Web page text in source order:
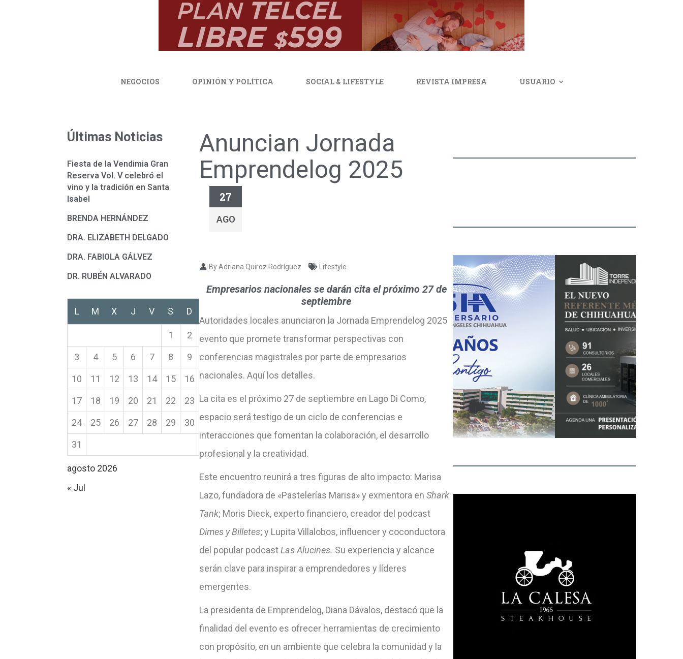
NEGOCIOS OPINIÓN Y POLÍTICA SOCIAL & LIFESTYLE REVISTA IMPRESA USUARIO
Últimas Noticias
Fiesta de la Vendimia Gran
Reserva Vol. V celebró el
vino y la tradición en Santa
Isabel
BRENDA HERNÁNDEZ
DRA. ELIZABETH DELGADO
DRA. FABIOLA GÁLVEZ
DR. RUBÉN ALVARADO
agosto 2026
L M X J V S D
1 2
3 4 5 6 7 8 9
10 11 12 13 14 15 16
17 18 19 20 21 22 23
24 25 26 27 28 29 30
31
« Jul
Anuncian Jornada
Emprendelog 2025
27
AGO
By Adriana Quiroz Rodríguez Lifestyle
Empresarios nacionales se darán cita el próximo 27 de
septiembre
Autoridades locales anunciaron la Jornada Emprendelog 2025
evento que promete transformar perspectivas con
conferencias magistrales por parte de empresarios
nacionales. Aquí los detalles.
La cita es el próximo 27 de septiembre en Lago Di Como,
espacio será testigo de un ciclo de conferencias e
interacciones que fomentan la colaboración, el desarrollo
profesional y la creatividad.
Este encuentro reunirá a tres figuras de alto impacto: Marisa
Lazo, fundadora de «Pastelerías Marisa» y exmentora en Shark
Tank; Moris Dieck, experto financiero, creador del podcast
Dimes y Billetes; y Lupita Villalobos, influencer y coconductora
del popular podcastLas Alucines. Su experiencia y alcance
serán clave para inspirar a emprendedores y líderes
emergentes.
La presidenta de Emprendelog, Diana Dávalos, destacó que la
finalidad del evento es ofrecer herramientas de crecimiento
con propósito, en un ambiente que celebra la comunidad y la